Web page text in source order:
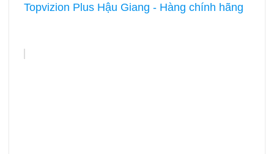
Topvizion Plus Hậu Giang - Hàng chính hãng